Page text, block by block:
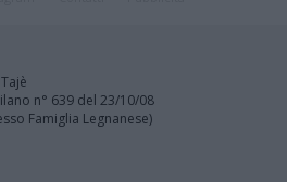
n° 639 del 23/10/08
Famiglia Legnanese)